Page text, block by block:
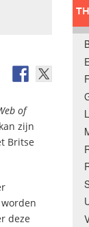
of
zijn
Britse
deze